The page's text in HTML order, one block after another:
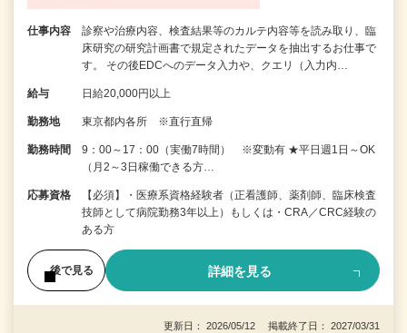
仕事内容
診察や治療内容、検査結果等のカルテ内容等を読み取り、臨
床研究の研究計画書で規定されたデータを抽出するお仕事で
す。 その後EDCへのデータ入力や、クエリ（入力内…
給与 日給20,000円以上
勤務地 東京都内各所 ※直行直帰
勤務時間
9：00～17：00（実働7時間） ※変動有 ★平日週1日～OK
（月2～3日稼働できる方…
応募資格
【必須】・医療系資格経験者（正看護師、薬剤師、臨床検査
技師として病院勤務3年以上）もしくは・CRA／CRC経験の
ある方
後で見る 詳細を見る
更新日： 2026/05/12 掲載終了日： 2027/03/31